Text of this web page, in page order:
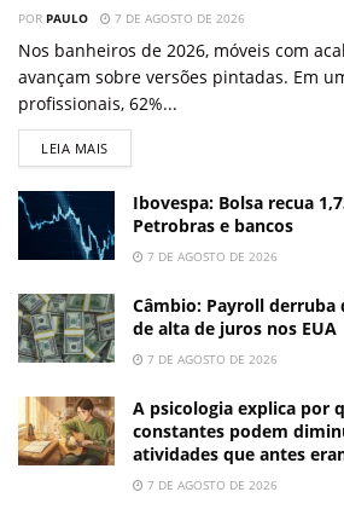
POR PAULO 7 DE AGOSTO DE 2026
Nos banheiros de 2026, móveis com
avançam sobre versões pintadas. Em
profissionais, 62%...
LEIA MAIS
Ibovespa: Bolsa recua
Petrobras e bancos
7 DE AGOSTO DE 2026
Câmbio: Payroll derruba
de alta de juros nos EUA
7 DE AGOSTO DE 2026
A psicologia explica por
constantes podem
atividades que antes
7 DE AGOSTO DE 2026